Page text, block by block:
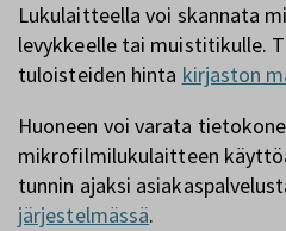
Lukulaitteella voi skannata
levykkeelle tai muistitikulle.
tuloisteiden hinta kirjaston
Huoneen voi varata
mikrofilmilukulaitteen
tunnin ajaksi
järjestelmässä.